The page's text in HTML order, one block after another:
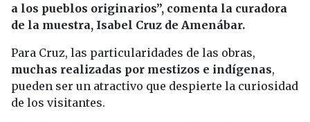
a los pueblos originarios”, comenta la curadora
de la muestra, Isabel Cruz de Amenábar.
Para Cruz, las particularidades de las obras,
muchas realizadas por mestizos e indígenas,
pueden ser un atractivo que despierte la curiosidad
de los visitantes.